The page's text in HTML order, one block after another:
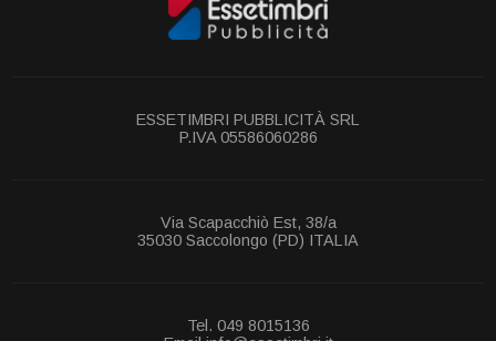
ESSETIMBRI PUBBLICITÀ SRL
P.IVA 05586060286
Via Scapacchiò Est, 38/a
35030 Saccolongo (PD) ITALIA
Tel. 049 8015136